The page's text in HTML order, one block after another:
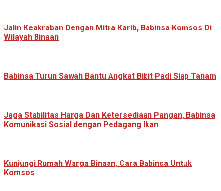
Jalin Keakraban Dengan Mitra Karib, Babinsa Komsos Di
Wilayah Binaan
Babinsa Turun Sawah Bantu Angkat Bibit Padi Siap Tanam
Jaga Stabilitas Harga Dan Ketersediaan Pangan, Babinsa
Komunikasi Sosial dengan Pedagang Ikan
Kunjungi Rumah Warga Binaan, Cara Babinsa Untuk
Komsos